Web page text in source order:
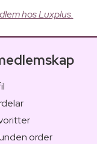
hos Luxplus.
order